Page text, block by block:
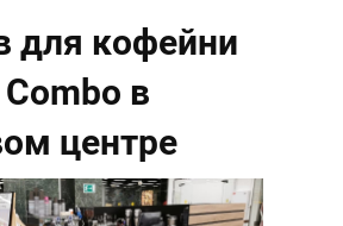
для кофейни
в
центре